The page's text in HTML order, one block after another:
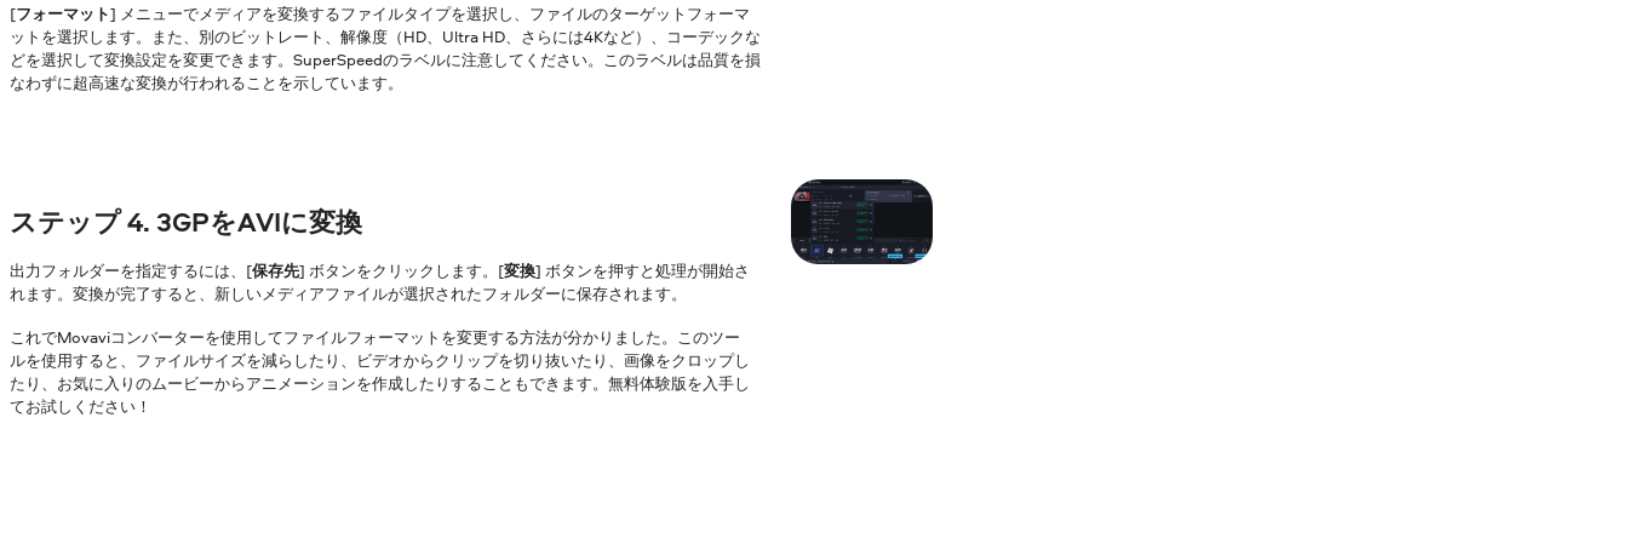
[フォーマット] メニューでメディアを変換するファイルタイプを選択し、ファイルのターゲットフォーマ
ットを選択します。また、別のビットレート、解像度（HD、Ultra HD、さらには4Kなど）、コーデックな
どを選択して変換設定を変更できます。SuperSpeedのラベルに注意してください。このラベルは品質を損
なわずに超高速な変換が行われることを示しています。
ステップ 4. 3GPをAVIに変換
出力フォルダーを指定するには、[保存先] ボタンをクリックします。[変換] ボタンを押すと処理が開始さ
れます。変換が完了すると、新しいメディアファイルが選択されたフォルダーに保存されます。
これでMovaviコンバーターを使用してファイルフォーマットを変更する方法が分かりました。このツー
ルを使用すると、ファイルサイズを減らしたり、ビデオからクリップを切り抜いたり、画像をクロップし
たり、お気に入りのムービーからアニメーションを作成したりすることもできます。無料体験版を入手し
てお試しください！